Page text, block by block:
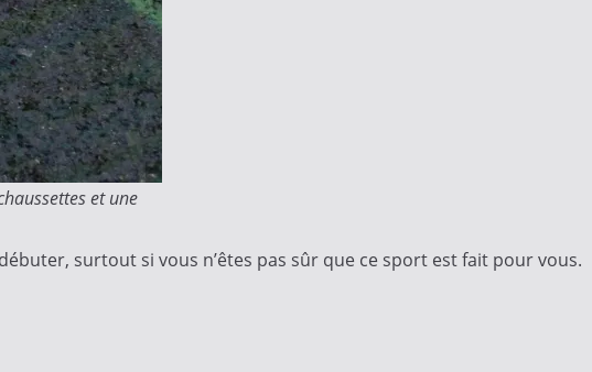
et une
surtout si vous n’êtes pas sûr que ce sport est fait pour vous.